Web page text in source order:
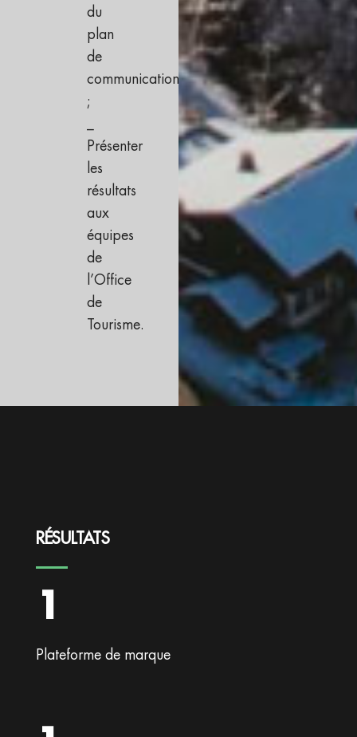
du
plan
de
communication
;
Présenter
les
résultats
aux
équipes
de
l’Office
de
Tourisme.
RÉSULTATS
1
Plateforme de marque